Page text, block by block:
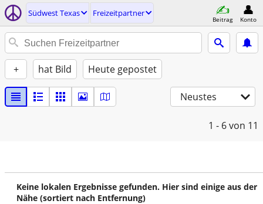
Südwest Texas Freizeitpartner
Beitrag Konto
+ hat Bild Heute gepostet
Neustes
1 - 6von 11
Keine lokalen Ergebnisse gefunden. Hier sind einige aus der
Nähe (sortiert nach Entfernung)